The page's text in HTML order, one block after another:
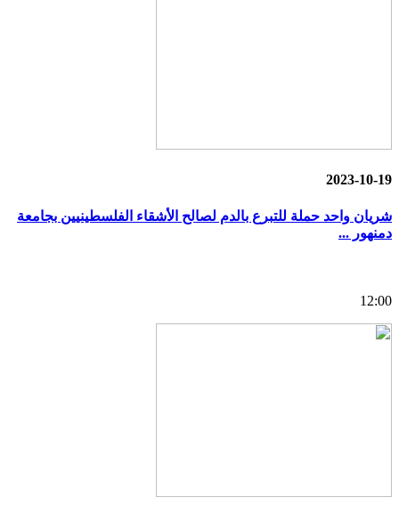
2023-10-19
شريان واحد حملة للتبرع بالدم لصالح الأشقاء الفلسطينيين بجامعة
دمنهور ...
12:00